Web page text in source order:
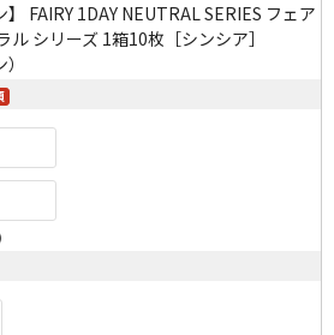
】 FAIRY 1DAY NEUTRAL SERIES フェア
ル シリーズ 1箱10枚［シンシア］